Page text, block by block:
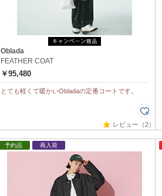
Oblada
FEATHER COAT
￥95,480
とても軽くて暖かいObladaの定番コートです。
レビュー（2）
予約品 再入荷